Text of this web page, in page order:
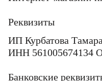
Реквизиты
ИП Курбатова
ИНН 561005674134
Банковские